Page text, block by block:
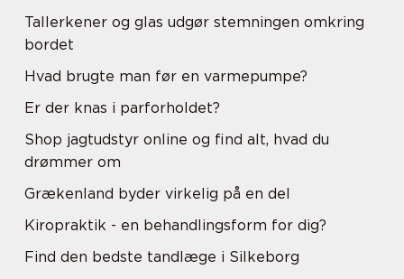
Tallerkener og glas udgør stemningen omkring
bordet
Hvad brugte man før en varmepumpe?
Er der knas i parforholdet?
Shop jagtudstyr online og find alt, hvad du
drømmer om
Grækenland byder virkelig på en del
Kiropraktik - en behandlingsform for dig?
Find den bedste tandlæge i Silkeborg